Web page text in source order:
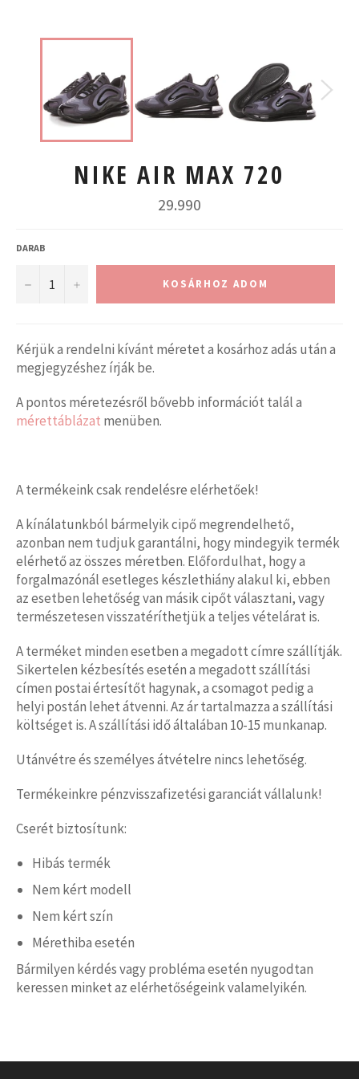
NIKE AIR MAX 720
Normál
ár
29.990
DARAB
− + KOSÁRHOZ ADOM
Kérjük a rendelni kívánt méretet a kosárhoz adás után a
megjegyzéshez írják be.
A pontos méretezésről bővebb információt talál a
mérettáblázat menüben.
A termékeink csak rendelésre elérhetőek!
A kínálatunkból bármelyik cipő megrendelhető,
azonban nem tudjuk garantálni, hogy mindegyik termék
elérhető az összes méretben. Előfordulhat, hogy a
forgalmazónál esetleges készlethiány alakul ki, ebben
az esetben lehetőség van másik cipőt választani, vagy
természetesen visszatéríthetjük a teljes vételárat is.
A terméket minden esetben a megadott címre szállítják.
Sikertelen kézbesítés esetén a megadott szállítási
címen postai értesítőt hagynak, a csomagot pedig a
helyi postán lehet átvenni. Az ár tartalmazza a szállítási
költséget is. A szállítási idő általában 10-15 munkanap.
Utánvétre és személyes átvételre nincs lehetőség.
Termékeinkre pénzvisszafizetési garanciát vállalunk!
Cserét biztosítunk:
Hibás termék
Nem kért modell
Nem kért szín
Mérethiba esetén
Bármilyen kérdés vagy probléma esetén nyugodtan
keressen minket az elérhetőségeink valamelyikén.